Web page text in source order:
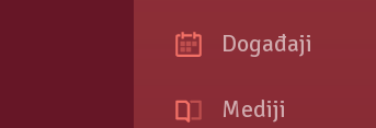
Događaji
Mediji